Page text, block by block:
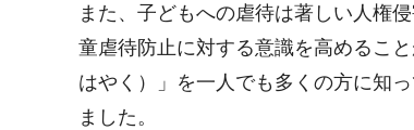
また、子どもへの虐待は著しい人権
童虐待防止に対する意識を高めるこ
はやく）」を一人でも多くの方に知
ました。